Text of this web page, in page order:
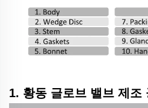
1. 황동 글로브 밸브 제조